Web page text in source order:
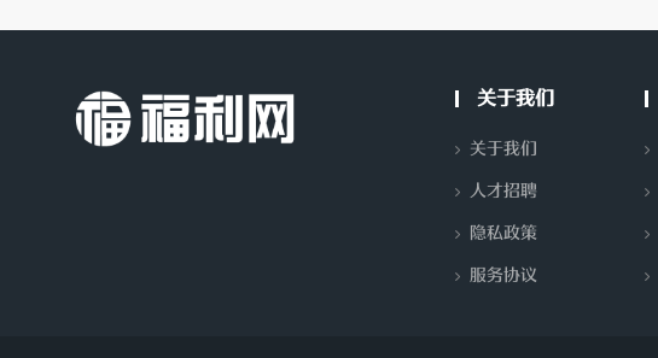
关于我们
关于我们
人才招聘
隐私政策
服务协议